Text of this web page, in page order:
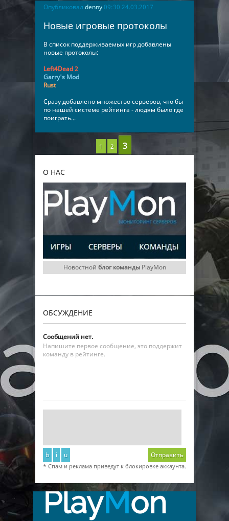
Опубликовал denny09:30 24.03.2017
Новые игровые протоколы
В список поддерживаемых игр добавлены
новые протоколы:
Left4Dead 2
Garry's Mod
Rust
Сразу добавлено множество серверов, что бы
по нашей системе рейтинга - людям было где
поиграть...
1 2
О НАС
Новостной блог командыPlayMon
ОБСУЖДЕНИЕ
Сообщений нет.
Напишите первое сообщение, это поддержит
команду в рейтинге.
b i u Отправить
* Спам и реклама приведут к блокировке аккаунта.
PlayMon